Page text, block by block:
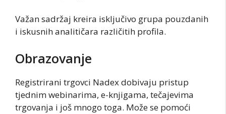
Važan sadržaj kreira isključivo grupa pouzdanih
i iskusnih analitičara različitih profila.
Obrazovanje
Registrirani trgovci Nadex dobivaju pristup
tjednim webinarima, e-knjigama, tečajevima
trgovanja i još mnogo toga. Može se pomoći